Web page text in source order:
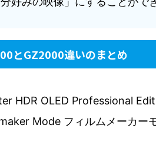
とGZ2000違いのまとめ
HDR OLED Professional
Mode フィルムメーカー